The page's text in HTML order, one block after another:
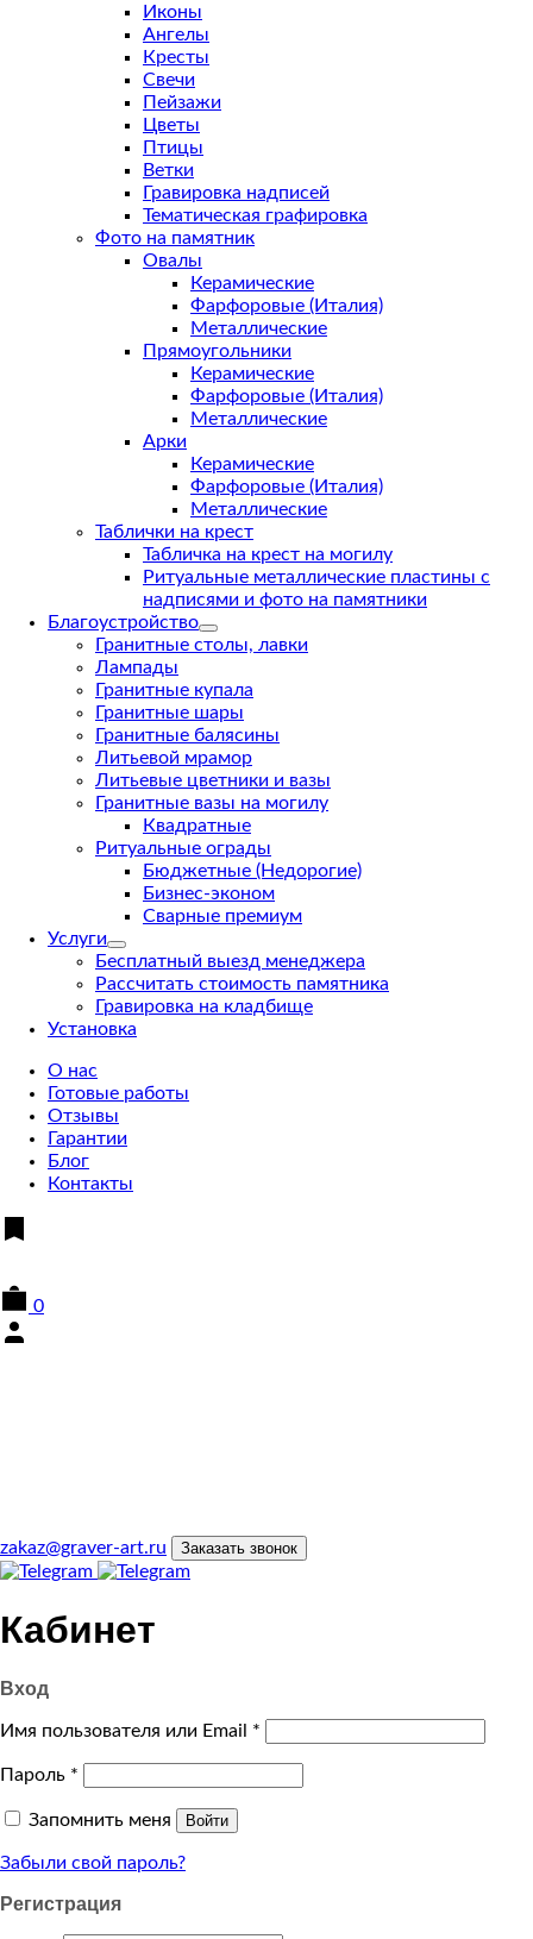
Иконы
Ангелы
Кресты
Свечи
Пейзажи
Цветы
Птицы
Ветки
Гравировка надписей
Тематическая графировка
Фото на памятник
Овалы
Керамические
Фарфоровые (Италия)
Металлические
Прямоугольники
Керамические
Фарфоровые (Италия)
Металлические
Арки
Керамические
Фарфоровые (Италия)
Металлические
Таблички на крест
Табличка на крест на могилу
Ритуальные металлические пластины с
надписями и фото на памятники
Благоустройство
Гранитные столы, лавки
Лампады
Гранитные купала
Гранитные шары
Гранитные балясины
Литьевой мрамор
Литьевые цветники и вазы
Гранитные вазы на могилу
Квадратные
Ритуальные ограды
Бюджетные (Недорогие)
Бизнес-эконом
Сварные премиум
Услуги
Бесплатный выезд менеджера
Рассчитать стоимость памятника
Гравировка на кладбище
Установка
О нас
Готовые работы
Отзывы
Гарантии
Блог
Контакты
0
zakaz@graver-art.ru Заказать звонок
Кабинет
Вход
Имя пользователя или Email *
Пароль *
Запомнить меня Войти
Забыли свой пароль?
Регистрация